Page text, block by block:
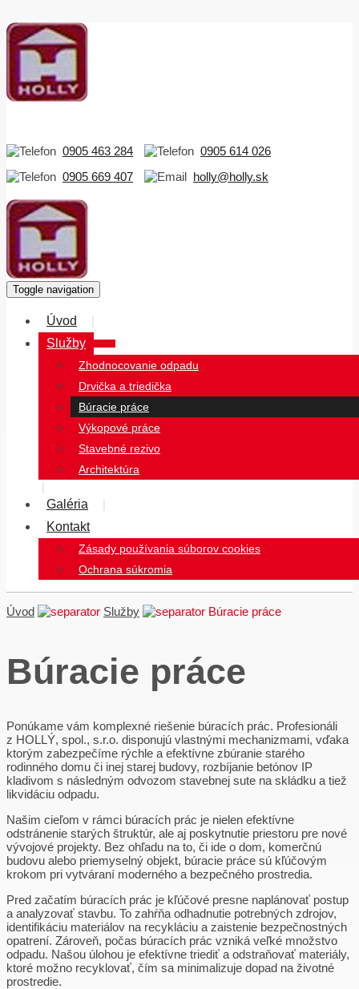
0905 463 284
0905 614 026
0905 669 407
holly@holly.sk
Toggle navigation
Úvod
Služby
Zhodnocovanie odpadu
Drvička a triedička
Búracie práce
Výkopové práce
Stavebné rezivo
Architektúra
Galéria
Kontakt
Zásady používania súborov cookies
Ochrana súkromia
Úvod Služby Búracie práce
Búracie práce
Ponúkame vám komplexné riešenie búracích prác. Profesionáli
z HOLLÝ, spol., s.r.o. disponujú vlastnými mechanizmami, vďaka
ktorým zabezpečíme rýchle a efektívne zbúranie starého
rodinného domu či inej starej budovy, rozbíjanie betónov IP
kladivom s následným odvozom stavebnej sute na skládku a tiež
likvidáciu odpadu.
Našim cieľom v rámci búracích prác je nielen efektívne
odstránenie starých štruktúr, ale aj poskytnutie priestoru pre nové
vývojové projekty. Bez ohľadu na to, či ide o dom, komerčnú
budovu alebo priemyselný objekt, búracie práce sú kľúčovým
krokom pri vytváraní moderného a bezpečného prostredia.
Pred začatím búracích prác je kľúčové presne naplánovať postup
a analyzovať stavbu. To zahŕňa odhadnutie potrebných zdrojov,
identifikáciu materiálov na recykláciu a zaistenie bezpečnostných
opatrení. Zároveň, počas búracích prác vzniká veľké množstvo
odpadu. Našou úlohou je efektívne triediť a odstraňovať materiály,
ktoré možno recyklovať, čím sa minimalizuje dopad na životné
prostredie.